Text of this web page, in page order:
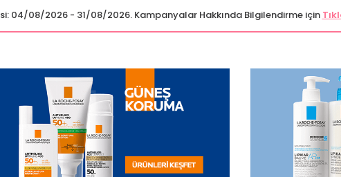
04/08/2026 - 31/08/2026. Kampanyalar Hakkında Bilgilendirme için